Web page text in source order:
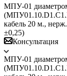
МПУ-01
кабель 20 м.,
±0,25)
Консультация
МПУ-01